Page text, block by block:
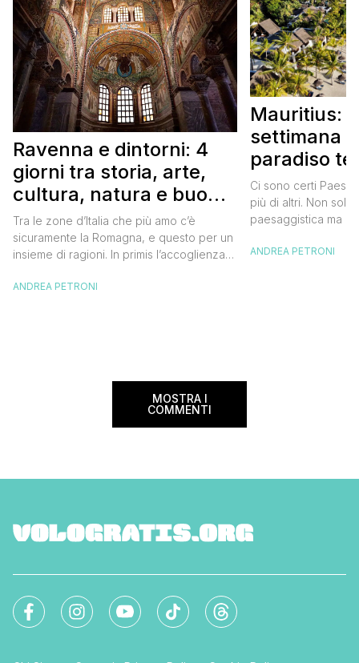
Ravenna e dintorni: 4
giorni tra storia, arte,
cultura, natura e buon
cibo
Tra le zone d’Italia che più amo c’è
sicuramente la Romagna, e questo per un
insieme di ragioni. In primis l’accoglienza,
sempre accolto da sorrisi e da parole
ANDREA PETRONI
Mauritius:
settimana
paradiso
Itinerario
Ci sono certi Paesi
più di altri. Non
paesaggistica ma
di questi. Uno di
ANDREA PETRONI
MOSTRA I
COMMENTI